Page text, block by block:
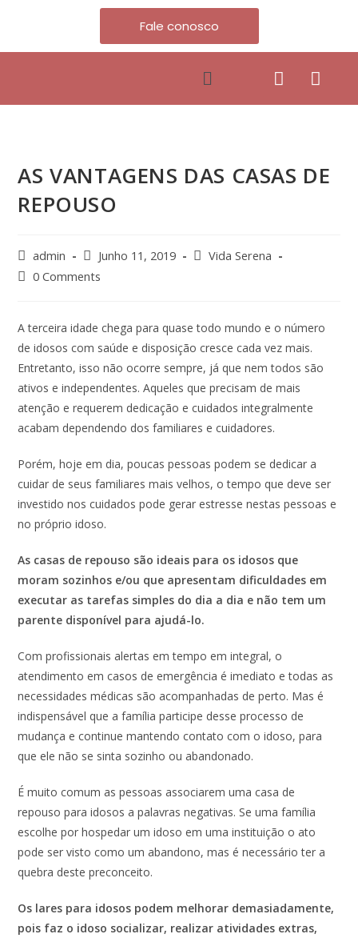
Fale conosco
AS VANTAGENS DAS CASAS DE
REPOUSO
admin Junho 11, 2019
Vida Serena
0 Comments
A terceira idade chega para quase todo mundo e o número
de idosos com saúde e disposição cresce cada vez mais.
Entretanto, isso não ocorre sempre, já que nem todos são
ativos e independentes. Aqueles que precisam de mais
atenção e requerem dedicação e cuidados integralmente
acabam dependendo dos familiares e cuidadores.
Porém, hoje em dia, poucas pessoas podem se dedicar a
cuidar de seus familiares mais velhos, o tempo que deve ser
investido nos cuidados pode gerar estresse nestas pessoas e
no próprio idoso.
As casas de repouso são ideais para os idosos que
moram sozinhos e/ou que apresentam dificuldades em
executar as tarefas simples do dia a dia e não tem um
parente disponível para ajudá-lo.
Com profissionais alertas em tempo em integral, o
atendimento em casos de emergência é imediato e todas as
necessidades médicas são acompanhadas de perto. Mas é
indispensável que a família participe desse processo de
mudança e continue mantendo contato com o idoso, para
que ele não se sinta sozinho ou abandonado.
É muito comum as pessoas associarem uma casa de
repouso para idosos a palavras negativas. Se uma família
escolhe por hospedar um idoso em uma instituição o ato
pode ser visto como um abandono, mas é necessário ter a
quebra deste preconceito.
Os lares para idosos podem melhorar demasiadamente,
pois faz o idoso socializar, realizar atividades extras,